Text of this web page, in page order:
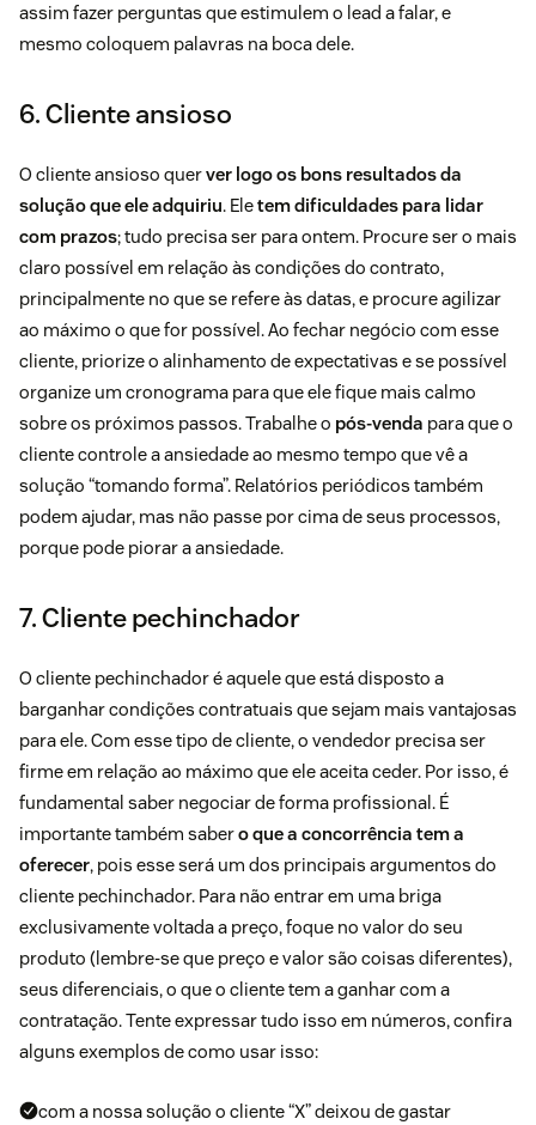
assim fazer perguntas que estimulem o lead a falar, e
mesmo coloquem palavras na boca dele.
6. Cliente ansioso
O cliente ansioso querver logo os bons resultados da
solução que ele adquiriu. Eletem dificuldades para lidar
com prazos; tudo precisa ser para ontem. Procure ser o mais
claro possível em relação às condições do contrato,
principalmente no que se refere às datas, e procure agilizar
ao máximo o que for possível. Ao fechar negócio com esse
cliente, priorize o alinhamento de expectativas e se possível
organize um cronograma para que ele fique mais calmo
sobre os próximos passos. Trabalhe o pós-venda para que o
cliente controle a ansiedade ao mesmo tempo que vê a
solução “tomando forma”. Relatórios periódicos também
podem ajudar, mas não passe por cima de seus processos,
porque pode piorar a ansiedade.
7. Cliente pechinchador
O cliente pechinchador é aquele que está disposto a
barganhar condições contratuais que sejam mais vantajosas
para ele. Com esse tipo de cliente, o vendedor precisa ser
firme em relação ao máximo que ele aceita ceder. Por isso, é
fundamental saber negociar de forma profissional. É
importante também sabero que a concorrência tem a
oferecer, pois esse será um dos principais argumentos do
cliente pechinchador. Para não entrar em uma briga
exclusivamente voltada a preço, foque no valor do seu
produto (lembre-se que preço e valor são coisas diferentes),
seus diferenciais, o que o cliente tem a ganhar com a
contratação. Tente expressar tudo isso em números, confira
alguns exemplos de como usar isso:
com a nossa solução o cliente “X” deixou de gastar